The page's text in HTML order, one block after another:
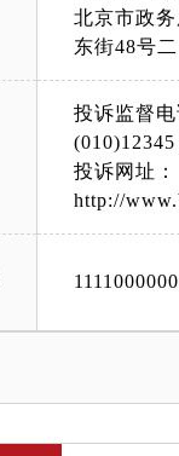
北京市政
东街48号
投诉监督
(010)12345
投诉网址：
http://